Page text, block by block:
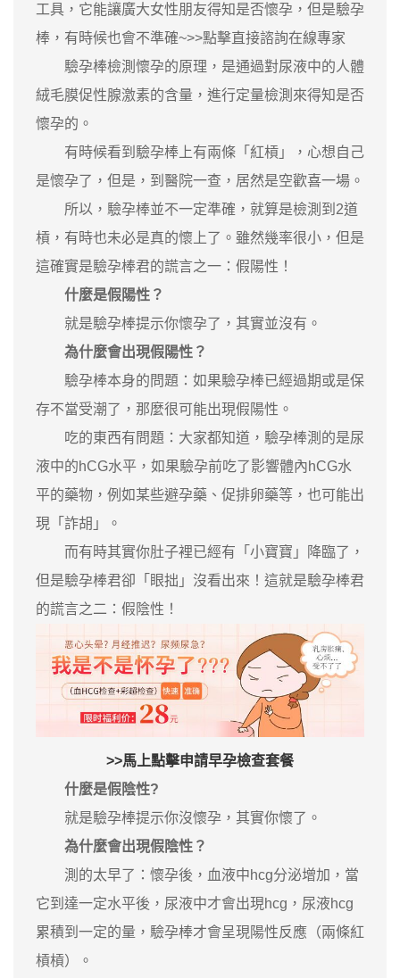
工具，它能讓廣大女性朋友得知是否懷孕，但是驗孕
棒，有時候也會不準確~>>點擊直接諮詢在線專家
驗孕棒檢測懷孕的原理，是通過對尿液中的人體
絨毛膜促性腺激素的含量，進行定量檢測來得知是否
懷孕的。
有時候看到驗孕棒上有兩條「紅槓」，心想自己
是懷孕了，但是，到醫院一查，居然是空歡喜一場。
所以，驗孕棒並不一定準確，就算是檢測到2道
槓，有時也未必是真的懷上了。雖然幾率很小，但是
這確實是驗孕棒君的謊言之一：假陽性！
什麼是假陽性？
就是驗孕棒提示你懷孕了，其實並沒有。
為什麼會出現假陽性？
驗孕棒本身的問題：如果驗孕棒已經過期或是保
存不當受潮了，那麼很可能出現假陽性。
吃的東西有問題：大家都知道，驗孕棒測的是尿
液中的hCG水平，如果驗孕前吃了影響體內hCG水
平的藥物，例如某些避孕藥、促排卵藥等，也可能出
現「詐胡」。
而有時其實你肚子裡已經有「小寶寶」降臨了，
但是驗孕棒君卻「眼拙」沒看出來！這就是驗孕棒君
的謊言之二：假陰性！
>>馬上點擊申請早孕檢查套餐
什麼是假陰性?
就是驗孕棒提示你沒懷孕，其實你懷了。
為什麼會出現假陰性？
測的太早了：懷孕後，血液中hcg分泌增加，當
它到達一定水平後，尿液中才會出現hcg，尿液hcg
累積到一定的量，驗孕棒才會呈現陽性反應（兩條紅
槓槓）。